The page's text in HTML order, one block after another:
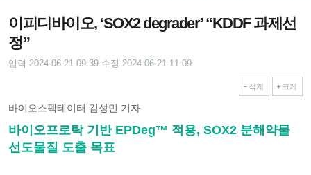
이피디바이오, ‘SOX2 degrader’ “KDDF 과제선
정”
입력 2024-06-21 09:39 수정 2024-06-21 11:09
작게 크게
바이오스펙테이터 김성민 기자
바이오프로탁 기반 EPDeg™ 적용, SOX2 분해약물
선도물질 도출 목표